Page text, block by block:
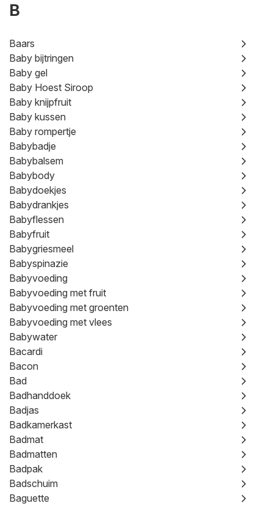
B
Baars
Baby bijtringen
Baby gel
Baby Hoest Siroop
Baby knijpfruit
Baby kussen
Baby rompertje
Babybadje
Babybalsem
Babybody
Babydoekjes
Babydrankjes
Babyflessen
Babyfruit
Babygriesmeel
Babyspinazie
Babyvoeding
Babyvoeding met fruit
Babyvoeding met groenten
Babyvoeding met vlees
Babywater
Bacardi
Bacon
Bad
Badhanddoek
Badjas
Badkamerkast
Badmat
Badmatten
Badpak
Badschuim
Baguette